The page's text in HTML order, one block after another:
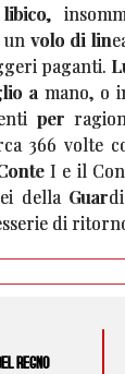
volo di
paganti.
a mano, o
per
366 volte
I e il
della
di
REGNO